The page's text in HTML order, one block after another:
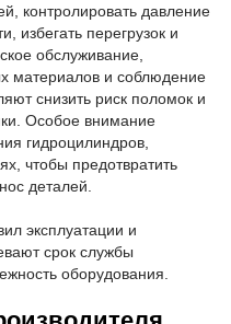
контролировать давление
избегать перегрузок и
обслуживание,
материалов и соблюдение
снизить риск поломок и
Особое внимание
гидроцилиндров,
чтобы предотвратить
деталей.
эксплуатации и
срок службы
оборудования.